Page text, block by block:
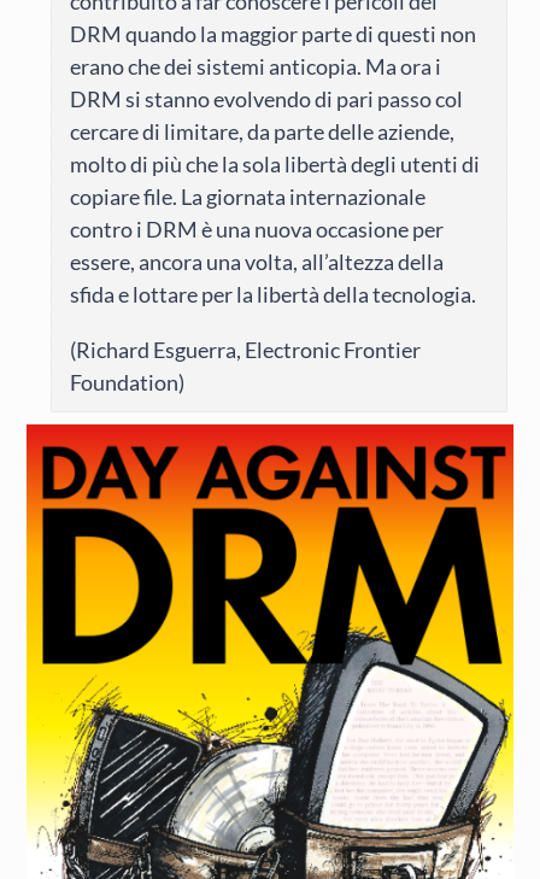
DRM quando la maggior parte di questi non
erano che dei sistemi anticopia. Ma ora i
DRM si stanno evolvendo di pari passo col
cercare di limitare, da parte delle aziende,
molto di più che la sola libertà degli utenti di
copiare file. La giornata internazionale
contro i DRM è una nuova occasione per
essere, ancora una volta, all’altezza della
sfida e lottare per la libertà della tecnologia.
(Richard Esguerra, Electronic Frontier
Foundation)